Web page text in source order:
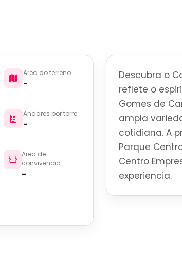
Area do terreno
-
Andares por torre
-
Area de
convivencia
-
Descubra o
reflete o
Gomes de
ampla
cotidiana. A
Parque
Centro
experiencia.